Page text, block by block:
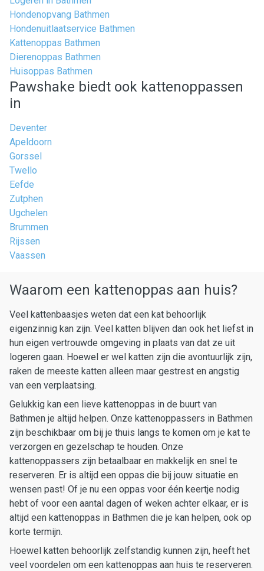
Hondenopvang Bathmen
Hondenuitlaatservice Bathmen
Kattenoppas Bathmen
Dierenoppas Bathmen
Huisoppas Bathmen
Pawshake biedt ook kattenoppassen
in
Deventer
Apeldoorn
Gorssel
Twello
Eefde
Zutphen
Ugchelen
Brummen
Rijssen
Vaassen
Waarom een kattenoppas aan huis?
Veel kattenbaasjes weten dat een kat behoorlijk
eigenzinnig kan zijn. Veel katten blijven dan ook het liefst in
hun eigen vertrouwde omgeving in plaats van dat ze uit
logeren gaan. Hoewel er wel katten zijn die avontuurlijk zijn,
raken de meeste katten alleen maar gestrest en angstig
van een verplaatsing.
Gelukkig kan een lieve kattenoppas in de buurt van
Bathmen je altijd helpen. Onze kattenoppassers in Bathmen
zijn beschikbaar om bij je thuis langs te komen om je kat te
verzorgen en gezelschap te houden. Onze
kattenoppassers zijn betaalbaar en makkelijk en snel te
reserveren. Er is altijd een oppas die bij jouw situatie en
wensen past! Of je nu een oppas voor één keertje nodig
hebt of voor een aantal dagen of weken achter elkaar, er is
altijd een kattenoppas in Bathmen die je kan helpen, ook op
korte termijn.
Hoewel katten behoorlijk zelfstandig kunnen zijn, heeft het
veel voordelen om een kattenoppas aan huis te reserveren.